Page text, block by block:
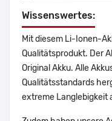
Wissenswertes:
Mit diesem Li-Ionen-
Qualitätsprodukt. Der
Original Akku. Alle
Qualitätsstandards
extreme Langlebigkeit